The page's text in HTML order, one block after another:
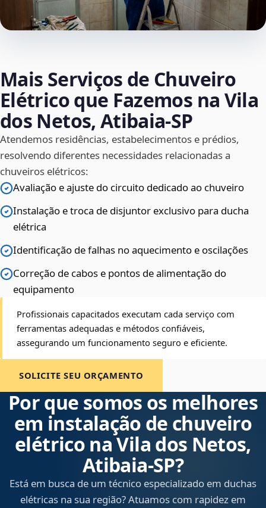
Mais Serviços de Chuveiro
Elétrico que Fazemos na Vila
dos Netos, Atibaia‑SP
Atendemos residências, estabelecimentos e prédios,
resolvendo diferentes necessidades relacionadas a
chuveiros elétricos:
Avaliação e ajuste do circuito dedicado ao chuveiro
Instalação e troca de disjuntor exclusivo para ducha
elétrica
Identificação de falhas no aquecimento e oscilações
Correção de cabos e pontos de alimentação do
equipamento
Profissionais capacitados executam cada serviço com
ferramentas adequadas e métodos confiáveis,
assegurando um funcionamento seguro e eficiente.
SOLICITE SEU ORÇAMENTO
Por que somos os melhores
em instalação de chuveiro
elétrico na Vila dos Netos,
Atibaia‑SP?
Está em busca de um técnico especializado em duchas
elétricas na sua região? Atuamos com rapidez em